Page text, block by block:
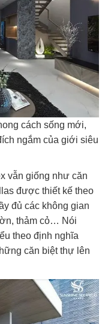
cách sống mới,
ngắm của giới siêu
vẫn giống như căn
được thiết kế theo
đủ các không gian
thảm cỏ… Nói
theo định nghĩa
căn biệt thự lên